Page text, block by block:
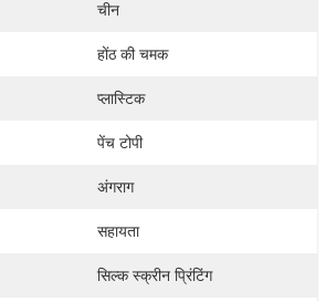
चीन
होंठ की चमक
प्लास्टिक
पेंच टोपी
अंगराग
सहायता
सिल्क स्क्रीन प्रिंटिंग